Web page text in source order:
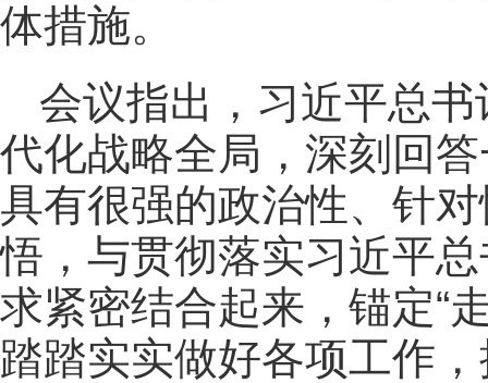
体措施。
会议指出，习近平总
代化战略全局，深刻回
具有很强的政治性、针
悟，与贯彻落实习近平
求紧密结合起来，锚定“
踏踏实实做好各项工作